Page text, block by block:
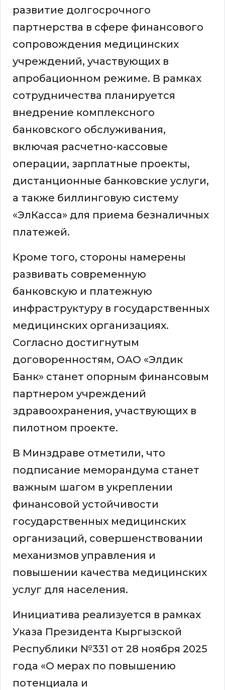
развитие долгосрочного
партнерства в сфере финансового
сопровождения медицинских
учреждений, участвующих в
апробационном режиме. В рамках
сотрудничества планируется
внедрение комплексного
банковского обслуживания,
включая расчетно-кассовые
операции, зарплатные проекты,
дистанционные банковские услуги,
а также биллинговую систему
«ЭлКасса» для приема безналичных
платежей.
Кроме того, стороны намерены
развивать современную
банковскую и платежную
инфраструктуру в государственных
медицинских организациях.
Согласно достигнутым
договоренностям, ОАО «Элдик
Банк» станет опорным финансовым
партнером учреждений
здравоохранения, участвующих в
пилотном проекте.
В Минздраве отметили, что
подписание меморандума станет
важным шагом в укреплении
финансовой устойчивости
государственных медицинских
организаций, совершенствовании
механизмов управления и
повышении качества медицинских
услуг для населения.
Инициатива реализуется в рамках
Указа Президента Кыргызской
Республики №331 от 28 ноября 2025
года «О мерах по повышению
потенциала и